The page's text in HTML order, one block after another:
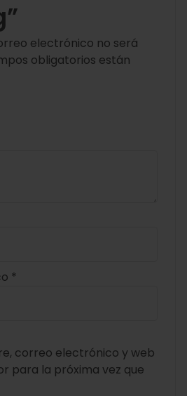
electrónico no será
obligatorios están
*
correo electrónico y web
para la próxima vez que